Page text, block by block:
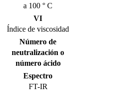
a 100 ° C
VI
Índice de viscosidad
Número de
neutralización o
número ácido
Espectro
FT-IR